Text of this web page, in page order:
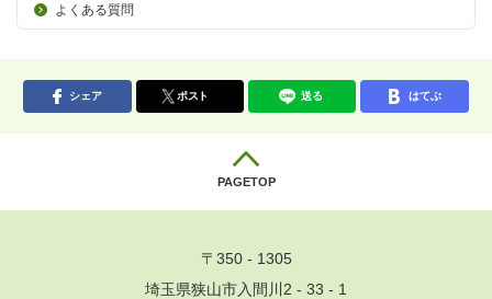
よくある質問
シェア ポスト 送る はてぶ
PAGETOP
〒350 - 1305
埼玉県狭山市入間川2 - 33 - 1